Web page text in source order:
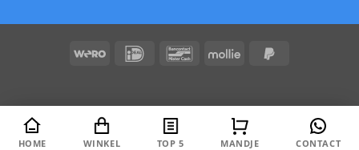
Wero IDeal BancontactMollie
HOME WINKEL TOP 5 MANDJE CONTACT